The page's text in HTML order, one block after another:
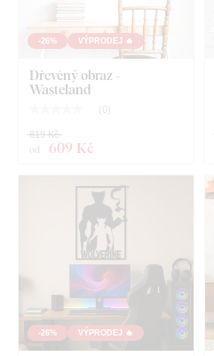
-26% VÝPRODEJ 🔥
Dřevěný obraz -
Wasteland
( 0 )
od 609 Kč
819 Kč
-26% VÝPRODEJ 🔥